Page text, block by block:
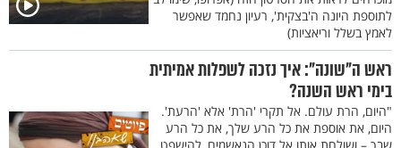
לתוספת היונה ה'בצקית', רעיון נחמד שאפשר
לאמץ בשלל וריאציות)
ראש ה"שונה": איך נזכה לשפלות אמיתית
בימי ראש השנה?
"היום, הרת עולם. אל תקרי 'הרת' אלא 'הרעת'.
היום, את אוספת את כל הרע שלך, את כל הרע